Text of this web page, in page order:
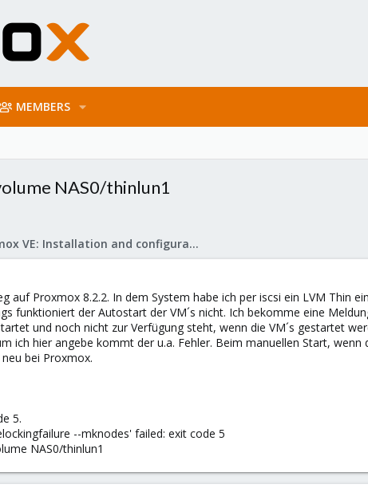
MEMBERS
NAS0/thinlun1
Proxmox VE: Installation and configuration
auf Proxmox 8.2.2. In dem System habe ich per iscsi ein LVM Thin
funktioniert der Autostart der VM´s nicht. Ich bekomme eine
und noch nicht zur Verfügung steht, wenn die VM´s gestartet
ich hier angebe kommt der u.a. Fehler. Beim manuellen Start,
bei Proxmox.
5.
--mknodes' failed: exit code 5
NAS0/thinlun1